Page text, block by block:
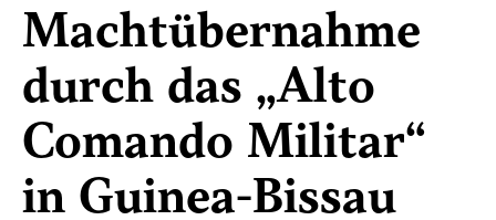
Machtübernahme
durch das „Alto
Comando Militar“
in Guinea-Bissau